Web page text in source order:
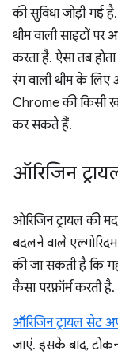
की सुविधा जोड़ी गई
थीम वाली साइटों
करता है. ऐसा तब
रंग वाली थीम के लिए
Chrome की किसी
कर सकते हैं.
ऑरिजिन
ओरिजिन ट्रायल की
बदलने वाले
की जा सकती है कि
कैसा परफ़ॉर्म करती है.
ऑरिजिन ट्रायल सेट
जाएं. इसके बाद,